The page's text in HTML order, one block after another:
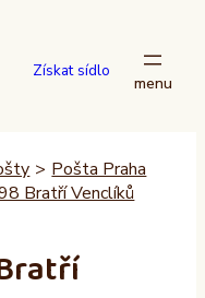
Získat sídlo
> Pošta Praha
Bratří Venclíků